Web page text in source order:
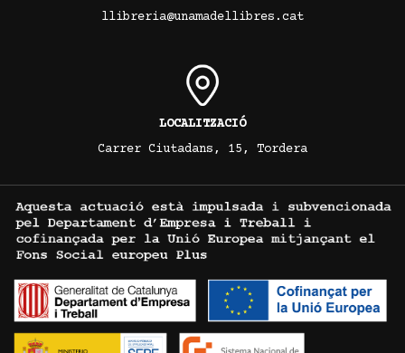
llibreria@unamadellibres.cat
LOCALITZACIÓ
Carrer Ciutadans, 15, Tordera